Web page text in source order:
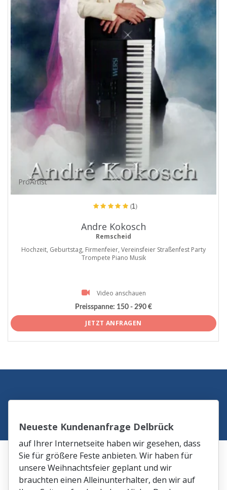
ProArtist
(1)
Andre Kokosch
Remscheid
Hochzeit, Geburtstag, Firmenfeier, Vereinsfeier Straßenfest Party
Trompete Piano Musik
Video anschauen
Preisspanne: 150 - 290 €
JETZT ANFRAGEN
Neueste Kundenanfrage Delbrück
auf Ihrer Internetseite haben wir gesehen, dass
Sie für größere Feste anbieten. Wir haben für
unsere Weihnachtsfeier geplant und wir
brauchten einen Alleinunterhalter, den wir auf